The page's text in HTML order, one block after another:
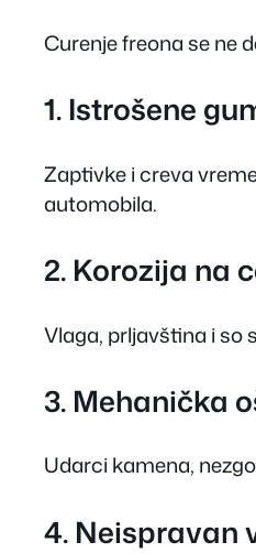
Curenje freona se ne
1. Istrošene
Zaptivke i creva
automobila.
2. Korozija na
Vlaga, prljavština i so
3. Mehanička
Udarci kamena,
4. Neispravan